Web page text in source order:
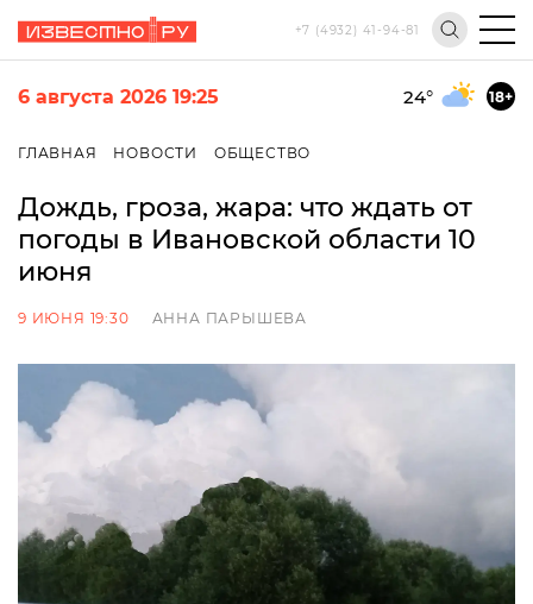
+7 (4932) 41-94-81
6 августа 2026 19:25 24° 18+
ГЛАВНАЯ НОВОСТИ ОБЩЕСТВО
Дождь, гроза, жара: что ждать от
погоды в Ивановской области 10
июня
9 ИЮНЯ 19:30 АННА ПАРЫШЕВА